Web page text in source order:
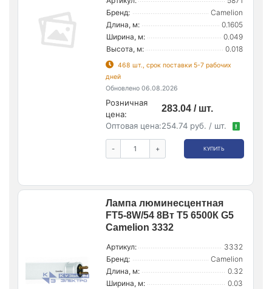
Бренд:
Camelion
Длина, м:
0.1605
Ширина, м:
0.049
Высота, м:
0.018
468 шт., срок поставки 5-7 рабочих
дней
Обновлено 06.08.2026
Розничная
цена:
283.04 / шт.
Оптовая цена:254.74 руб. / шт. !
- + КУПИТЬ
Лампа люминесцентная
FT5-8W/54 8Вт T5 6500К G5
Camelion 3332
Артикул:
3332
Бренд:
Camelion
Длина, м:
0.32
Ширина, м:
0.03